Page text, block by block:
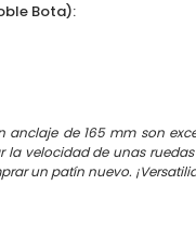
Bota):
anclaje de 165 mm son
velocidad de unas ruedas
un patín nuevo.